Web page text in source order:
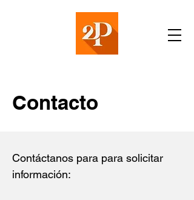
Contacto
Contáctanos para para solicitar
información: